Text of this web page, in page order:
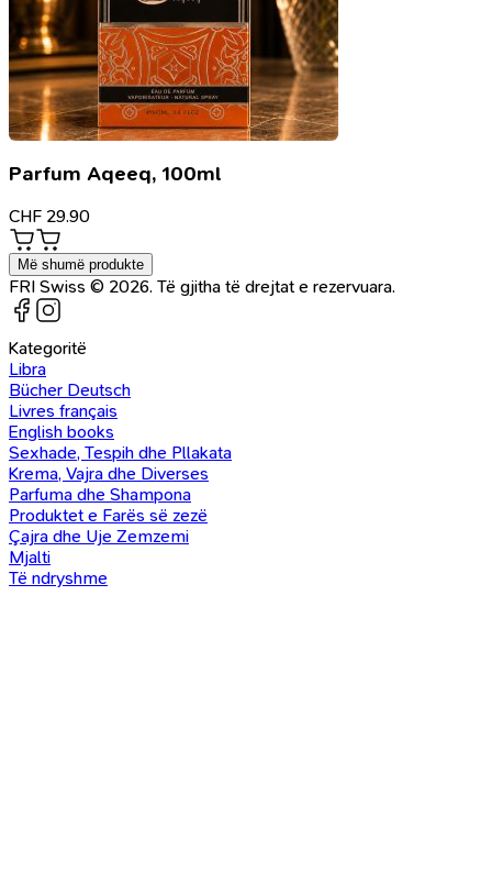
Parfum Aqeeq, 100ml
CHF 29.90
Më shumë produkte
FRI Swiss © 2026. Të gjitha të drejtat e rezervuara.
Kategoritë
Libra
Bücher Deutsch
Livres français
English books
Sexhade, Tespih dhe Pllakata
Krema, Vajra dhe Diverses
Parfuma dhe Shampona
Produktet e Farës së zezë
Çajra dhe Uje Zemzemi
Mjalti
Të ndryshme